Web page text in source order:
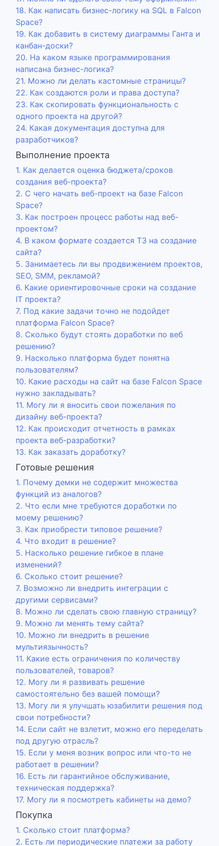
18. Как написать бизнес-логику на SQL в Falcon
Space?
19. Как добавить в систему диаграммы Ганта и
канбан-доски?
20. На каком языке программирования
написана бизнес-логика?
21. Можно ли делать кастомные страницы?
22. Как создаются роли и права доступа?
23. Как скопировать функциональность с
одного проекта на другой?
24. Какая документация доступна для
разработчиков?
Выполнение проекта
1. Как делается оценка бюджета/сроков
создания веб-проекта?
2. С чего начать веб-проект на базе Falcon
Space?
3. Как построен процесс работы над веб-
проектом?
4. В каком формате создается ТЗ на создание
сайта?
5. Занимаетесь ли вы продвижением проектов,
SEO, SMM, рекламой?
6. Какие ориентировочные сроки на создание
IT проекта?
7. Под какие задачи точно не подойдет
платформа Falcon Space?
8. Сколько будут стоять доработки по веб
решению?
9. Насколько платформа будет понятна
пользователям?
10. Какие расходы на сайт на базе Falcon Space
нужно закладывать?
11. Могу ли я вносить свои пожелания по
дизайну веб-проекта?
12. Как происходит отчетность в рамках
проекта веб-разработки?
13. Как заказать доработку?
Готовые решения
1. Почему демки не содержит множества
функций из аналогов?
2. Что если мне требуются доработки по
моему решению?
3. Как приобрести типовое решение?
4. Что входит в решение?
5. Насколько решение гибкое в плане
изменений?
6. Сколько стоит решение?
7. Возможно ли внедрить интеграции с
другими сервисами?
8. Можно ли сделать свою главную страницу?
9. Можно ли менять тему сайта?
10. Можно ли внедрить в решение
мультиязычность?
11. Какие есть ограничения по количеству
пользователей, товаров?
12. Могу ли я развивать решение
самостоятельно без вашей помощи?
13. Могу ли я улучшать юзабилити решения под
свои потребности?
14. Если сайт не взлетит, можно его переделать
под другую отрасль?
15. Если у меня возник вопрос или что-то не
работает в решении?
16. Есть ли гарантийное обслуживание,
техническая поддержка?
17. Могу ли я посмотреть кабинеты на демо?
Покупка
1. Сколько стоит платформа?
2. Есть ли периодические платежи за работу